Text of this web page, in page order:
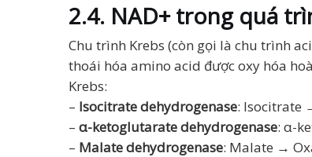
2.4. NAD+ trong quá
Chu trình Krebs (còn gọi là chu trình
thoái hóa amino acid được oxy hóa
Krebs:
– Isocitrate dehydrogenase: Isocitrate
– α-ketoglutarate dehydrogenase: α-
– Malate dehydrogenase: Malate →